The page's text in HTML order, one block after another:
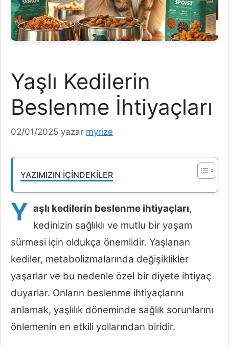
Yaşlı Kedilerin
Beslenme İhtiyaçları
02/01/2025 yazar myrize
YAZIMIZIN İÇINDEKILER
Y aşlı kedilerin beslenme ihtiyaçları,
kedinizin sağlıklı ve mutlu bir yaşam
sürmesi için oldukça önemlidir. Yaşlanan
kediler, metabolizmalarında değişiklikler
yaşarlar ve bu nedenle özel bir diyete ihtiyaç
duyarlar. Onların beslenme ihtiyaçlarını
anlamak, yaşlılık döneminde sağlık sorunlarını
önlemenin en etkili yollarından biridir.